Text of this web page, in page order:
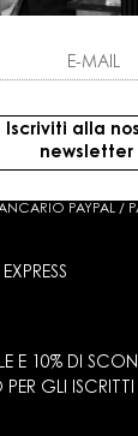
CARTA
PAYPAL /
E 10% DI
GLI ISCRITTI
Iscriviti alla
newsletter